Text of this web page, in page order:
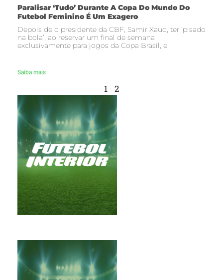
Paralisar ‘tudo’ Durante A Copa Do Mundo Do
Futebol Feminino É Um Exagero
Depois de o presidente da CBF, Samir Xaud, ter ‘pisado
na bola’, ao reservar um final de semana
exclusivamente para jogos da Copa Brasil, e
Saiba mais
1 2